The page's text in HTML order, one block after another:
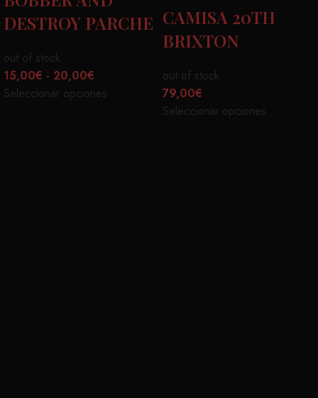
DESTROY PARCHE
out of stock
15,00€ - 20,00€
Seleccionar opciones
CAMISA 20TH
BRIXTON
out of stock
79,00€
Seleccionar opciones